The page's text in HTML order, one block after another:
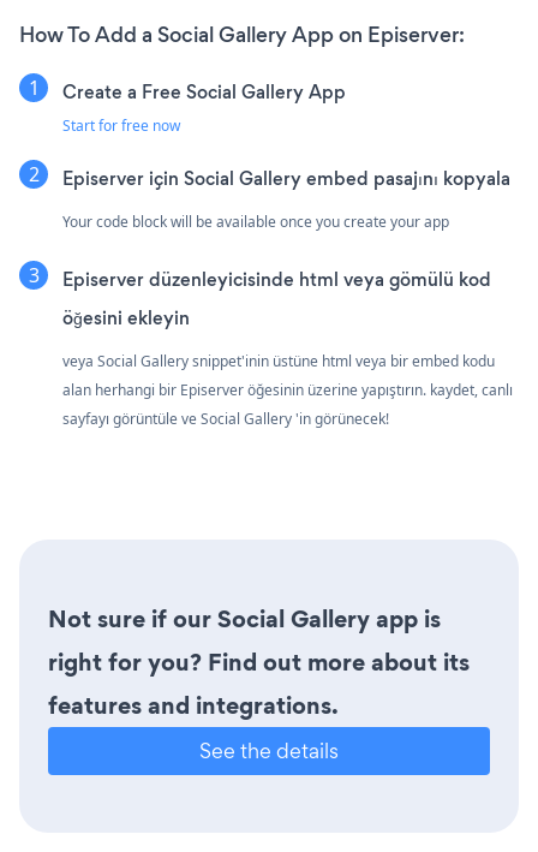
How To Add a Social Gallery App on Episerver:
Create a Free Social Gallery App
Start for free now
Episerver için Social Gallery embed pasajını kopyala
Your code block will be available once you create your app
Episerver düzenleyicisinde html veya gömülü kod
öğesini ekleyin
veya Social Gallery snippet'inin üstüne html veya bir embed kodu
alan herhangi bir Episerver öğesinin üzerine yapıştırın. kaydet, canlı
sayfayı görüntüle ve Social Gallery 'in görünecek!
Not sure if our Social Gallery app is
right for you? Find out more about its
features and integrations.
See the details